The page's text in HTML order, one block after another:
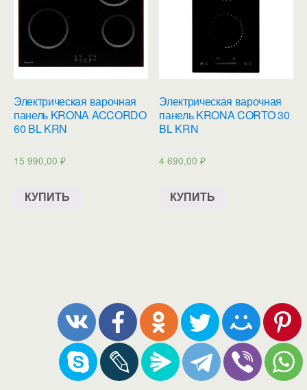
Электрическая варочная
панель KRONA ACCORDO
60 BL KRN
15 990,00 ₽
КУПИТЬ
Электрическая варочная
панель KRONA CORTO 30
BL KRN
4 690,00₽
КУПИТЬ